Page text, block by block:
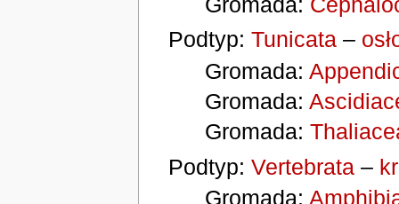
Podtyp: Tunicata–
Gromada:
Gromada:
Gromada:
Podtyp: Vertebrata–
Gromada: